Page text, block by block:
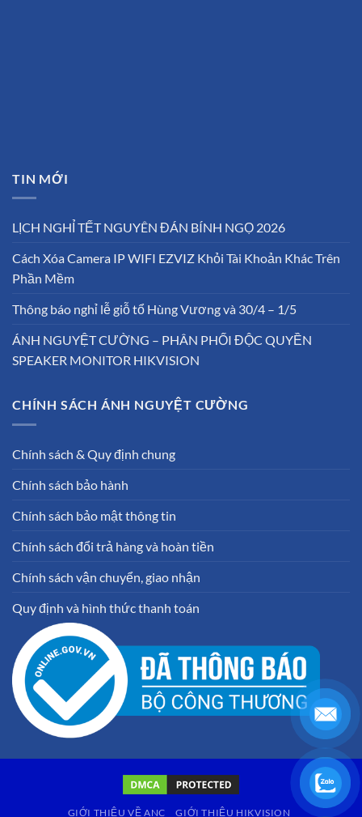
TIN MỚI
LỊCH NGHỈ TẾT NGUYÊN ĐÁN BÍNH NGỌ 2026
Cách Xóa Camera IP WIFI EZVIZ Khỏi Tài Khoản Khác Trên
Phần Mềm
Thông báo nghỉ lễ giỗ tổ Hùng Vương và 30/4 – 1/5
ÁNH NGUYỆT CƯỜNG – PHÂN PHỐI ĐỘC QUYỀN
SPEAKER MONITOR HIKVISION
CHÍNH SÁCH ÁNH NGUYỆT CƯỜNG
Chính sách & Quy định chung
Chính sách bảo hành
Chính sách bảo mật thông tin
Chính sách đổi trả hàng và hoàn tiền
Chính sách vận chuyển, giao nhận
Quy định và hình thức thanh toán
GIỚI THIỆU VỀ ANC GIỚI THIỆU HIKVISION